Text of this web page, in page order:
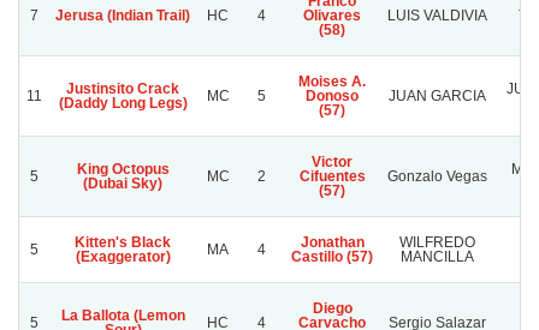
7 Jerusa (Indian Trail) HC 4
Olivares
(58)
LUIS VALDIVIA
11
Justinsito Crack
(Daddy Long Legs)
MC 5
Moises A.
Donoso
(57)
JUAN GARCIA
5
King Octopus
(Dubai Sky)
MC 2
Victor
Cifuentes
(57)
Gonzalo Vegas
5
Kitten's Black
(Exaggerator)
MA 4
Jonathan
Castillo (57)
WILFREDO
MANCILLA
5
La Ballota (Lemon
HC 4
Diego
Carvacho
Sergio Salazar